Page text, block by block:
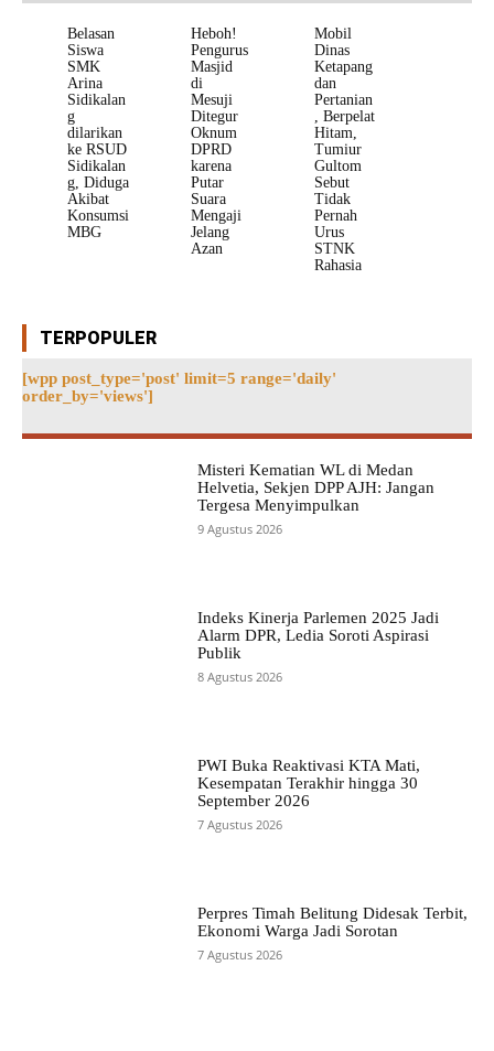
Belasan
Siswa
SMK
Arina
Sidikalan
g
dilarikan
ke RSUD
Sidikalan
g, Diduga
Akibat
Konsumsi
MBG
Heboh!
Pengurus
Masjid
di
Mesuji
Ditegur
Oknum
DPRD
karena
Putar
Suara
Mengaji
Jelang
Azan
Mobil
Dinas
Ketapang
dan
Pertanian
, Berpelat
Hitam,
Tumiur
Gultom
Sebut
Tidak
Pernah
Urus
STNK
Rahasia
TERPOPULER
[wpp post_type='post' limit=5 range='daily'
order_by='views']
Misteri Kematian WL di Medan
Helvetia, Sekjen DPP AJH: Jangan
Tergesa Menyimpulkan
9 Agustus 2026
Indeks Kinerja Parlemen 2025 Jadi
Alarm DPR, Ledia Soroti Aspirasi
Publik
8 Agustus 2026
PWI Buka Reaktivasi KTA Mati,
Kesempatan Terakhir hingga 30
September 2026
7 Agustus 2026
Perpres Timah Belitung Didesak Terbit,
Ekonomi Warga Jadi Sorotan
7 Agustus 2026